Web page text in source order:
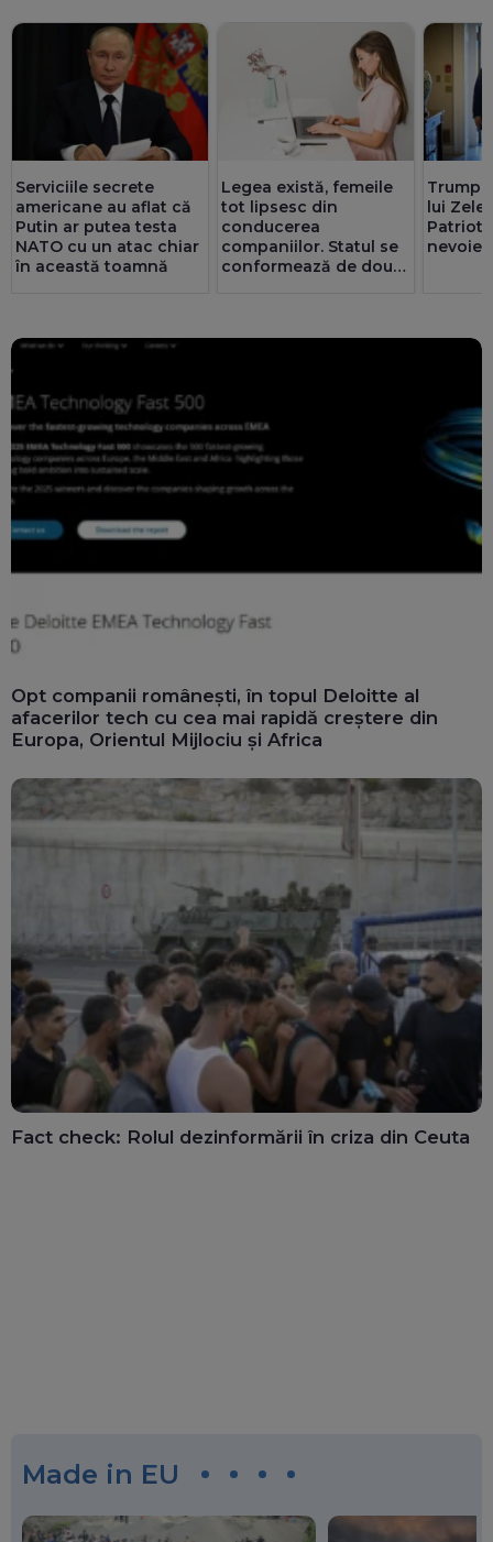
Serviciile secrete
americane au aflat că
Putin ar putea testa
NATO cu un atac chiar
în această toamnă
Legea există, femeile
tot lipsesc din
conducerea
companiilor. Statul se
conformează de două
Trump,
lui
Patriot:
nevoie
Opt companii românești, în topul Deloitte al
afacerilor tech cu cea mai rapidă creștere din
Europa, Orientul Mijlociu și Africa
Fact check: Rolul dezinformării în criza din Ceuta
Made in EU